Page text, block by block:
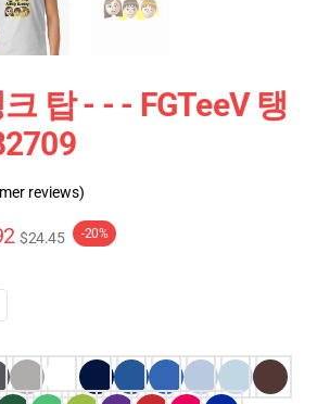
탑 - - - FGTeeV 탱
reviews)
$24.45 -20%